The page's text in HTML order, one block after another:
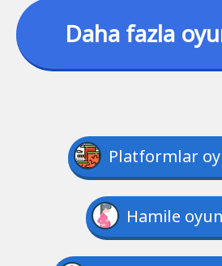
Daha fazla
Platformlar
Hamile